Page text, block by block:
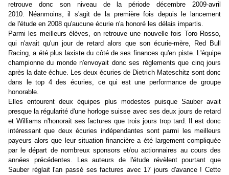
retrouve donc son niveau de la période décembre 2009-avril
2010. Néanmoins, il s'agit de la première fois depuis le lancement
de l'étude en 2008 qu'aucune écurie n'a honoré les délais impartis.
Parmi les meilleurs élèves, on retrouve une nouvelle fois Toro Rosso,
qui n'avait qu'un jour de retard alors que son écurie-mère, Red Bull
Racing, a été plus laxiste du côté de ses finances qu'en piste. L'équipe
championne du monde n'envoyait donc ses réglements que cinq jours
après la date échue. Les deux écuries de Dietrich Mateschitz sont donc
dans le top 4 des écuries, ce qui est une performance de groupe
honorable.
Elles entourent deux équipes plus modestes puisque Sauber avait
presque la régularité d'une horloge suisse avec ses deux jours de retard
et Williams n'honorait ses factures que trois jours trop tard. Il est donc
intéressant que deux écuries indépendantes sont parmi les meilleurs
payeurs alors que leur situation financière a été largement compliquée
par le départ de nombreux sponsors et/ou actionnaires au cours des
années précédentes. Les auteurs de l'étude révèlent pourtant que
Sauber réglait l'an passé ses factures avec 17 jours d'avance ! Cette